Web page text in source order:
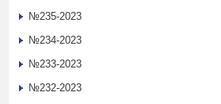
№235-2023
№234-2023
№233-2023
№232-2023